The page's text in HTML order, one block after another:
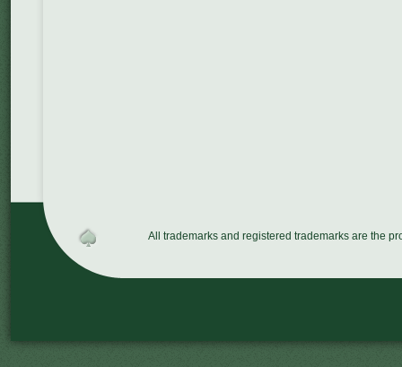
All trademarks and registered trademarks are the